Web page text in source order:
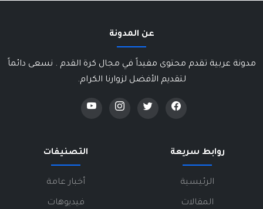
عن المدونة
مدونة عربية تقدم محتوى مفيداً في مجال كرة القدم . نسعى دائماً
لتقديم الأفضل لزوارنا الكرام.
روابط سريعة
الرئيسية
المقالات
التصنيفات
أخبار عامة
فيديوهات